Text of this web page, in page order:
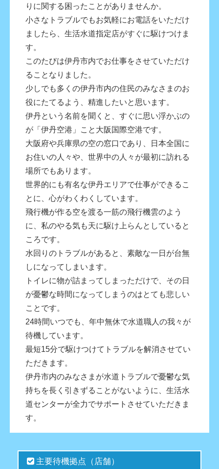
りに関する困ったことがありませんか。
小さなトラブルでもお気軽にお電話をいただけ
ましたら、生活水道指定店がすぐに駆けつけま
す。
このたびは伊丹市内でお仕事をさせていただけ
ることなりました。
少しでも多くの伊丹市内の住民のみなさまのお
役にたてるよう、精進したいと思います。
伊丹という名前を聞くと、すぐに思い浮かぶの
が「伊丹空港」こと大阪国際空港です。
大阪府や兵庫県の空の窓口であり、日本全国に
お住いの人々や、世界中の人々が最初に訪れる
場所でもあります。
世界的にも有名な伊丹エリアで仕事ができるこ
とに、心がわくわくしています。
飛行機が作る空を渡る一筋の飛行機雲のよう
に、私のやる気も天に駆け上らんとしていると
ころです。
水回りのトラブルがあると、素敵な一日が台無
しになってしまいます。
トイレに物が詰まってしまっただけで、その日
が憂鬱な時間になってしまうのはとても悲しい
ことです。
24時間いつでも、年中無休で水道職人の我々が
待機しています。
最短15分で駆けつけてトラブルを解消させてい
ただきます。
伊丹市内のみなさまが水道トラブルで憂鬱な気
持ちを長く引きずることがないように、生活水
道センターが全力でサポートさせていただきま
す。
主要待機拠点（店舗）